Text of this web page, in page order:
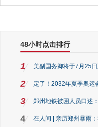
48小时点击排行
1 美副国务卿将于7月25
2 定了！2032年夏季奥运
3 郑州地铁被困人员口述
4 在人间 | 亲历郑州暴雨